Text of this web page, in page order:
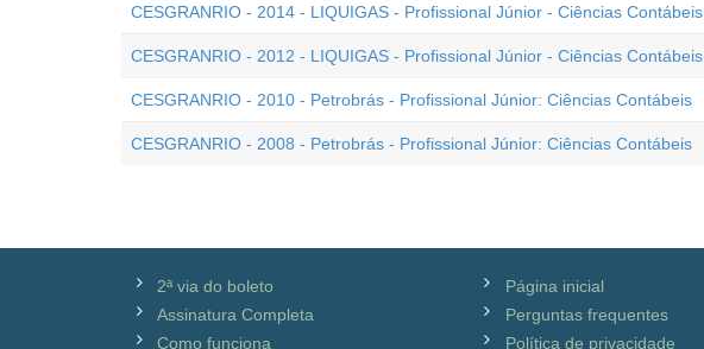
CESGRANRIO - 2014 - LIQUIGAS - Profissional Júnior - Ciências Contábeis
CESGRANRIO - 2012 - LIQUIGAS - Profissional Júnior - Ciências Contábeis
CESGRANRIO - 2010 - Petrobrás - Profissional Júnior: Ciências Contábeis
CESGRANRIO - 2008 - Petrobrás - Profissional Júnior: Ciências Contábeis
2ª via do boleto
Assinatura Completa
Como funciona
Página inicial
Perguntas frequentes
Política de privacidade